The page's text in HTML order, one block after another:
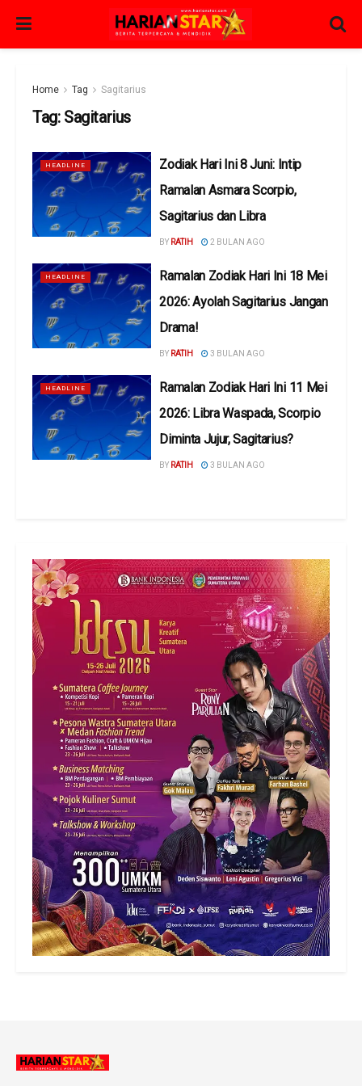
Home Tag Sagitarius
Tag: Sagitarius
HEADLINE
Zodiak Hari Ini 8 Juni: Intip
Ramalan Asmara Scorpio,
Sagitarius dan Libra
BY RATIH 2 BULAN AGO
HEADLINE
Ramalan Zodiak Hari Ini 18 Mei
2026: Ayolah Sagitarius Jangan
Drama!
BY RATIH 3 BULAN AGO
HEADLINE
Ramalan Zodiak Hari Ini 11 Mei
2026: Libra Waspada, Scorpio
Diminta Jujur, Sagitarius?
BY RATIH 3 BULAN AGO